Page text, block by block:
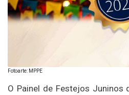
Fotoarte: MPPE
O Painel de Festejos Juninos